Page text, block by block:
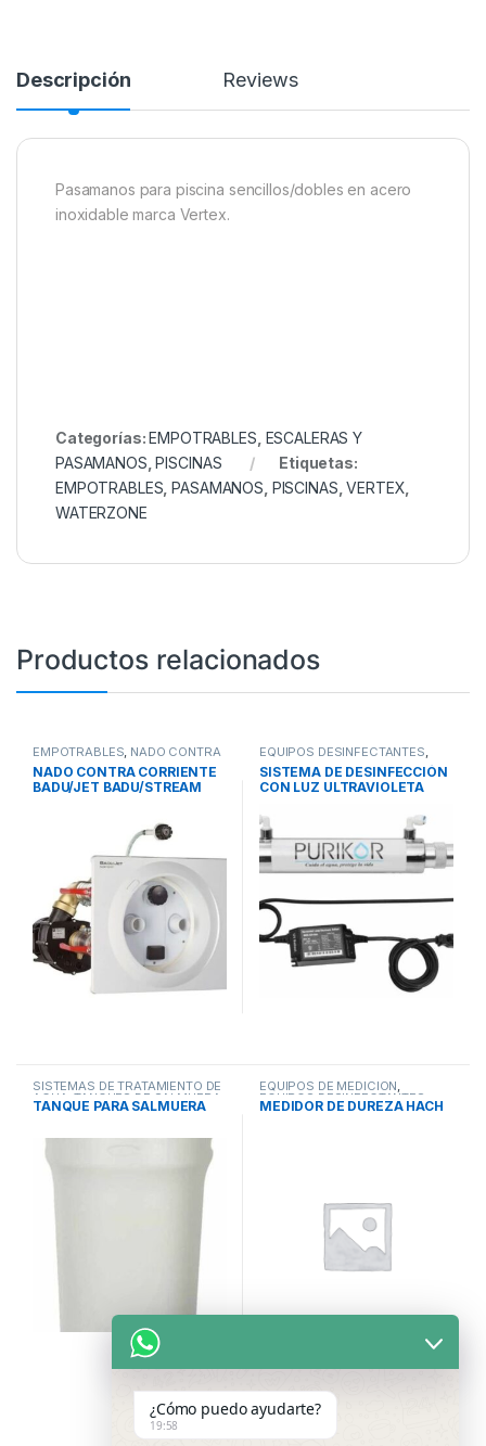
Descripción Reviews
Pasamanos para piscina sencillos/dobles en acero
inoxidable marca Vertex.
Categorías:EMPOTRABLES ESCALERAS Y
PASAMANOS ,PISCINAS
Etiquetas:
EMPOTRABLES ,PASAMANOS PISCINAS ,VERTEX
WATERZONE
Productos relacionados
EMPOTRABLES NADO CONTRA
PISCINAS
NADO CONTRA CORRIENTE
BADU/JET BADU/STREAM
EQUIPOS DESINFECTANTES
ULTRAVIOLETA,SISTEMAS DE
TRATAMIENTO DE AGUA
SISTEMA DE DESINFECCIÓN
CON LUZ ULTRAVIOLETA
SISTEMAS DE TRATAMIENTO DE
AGUA,TANQUES DE SALMUERA
TANQUES Y COMPONENTES
TANQUE PARA SALMUERA
EQUIPOS DE MEDICIÓN,
EQUIPOS DESINFECTANTES ,
SISTEMAS DE TRATAMIENTO DE
MEDIDOR DE DUREZA HACH
¿Cómo puedo ayudarte?
19:58